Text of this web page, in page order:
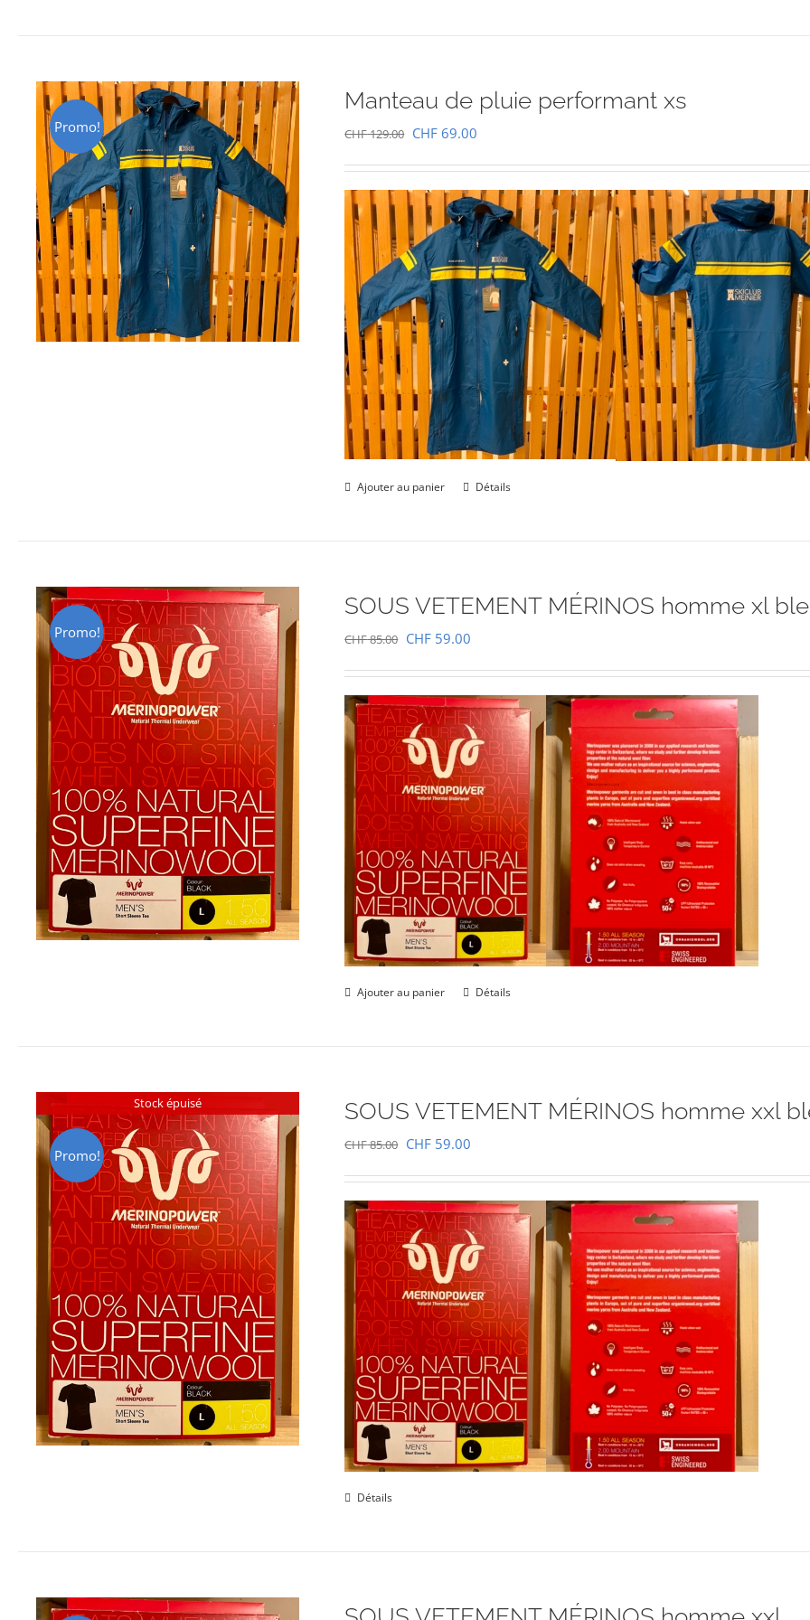
Promo!
Manteau de pluie performant xs
CHF129.00 Le
initial
était :
CHF 129.00.
CHF 69.00
actuel
est :
CHF 69.00.
Ajouter au panier Détails
Promo!
SOUS VETEMENT MÉRINOS homme xl
CHF85.00 Le
initial
était :
CHF 85.00.
CHF 59.00
actuel
est :
CHF 59.00.
Ajouter au panier Détails
Stock épuisé
Promo!
SOUS VETEMENT MÉRINOS homme xxl
CHF85.00 Le
initial
était :
CHF 85.00.
CHF 59.00
actuel
est :
CHF 59.00.
Détails